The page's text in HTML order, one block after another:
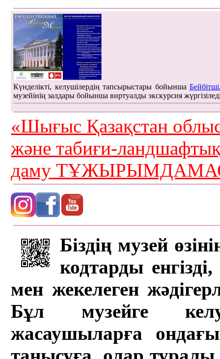
Күнделікті, келушілердің тапсырыстары бойынша
музейінің залдары бойынша виртуалды экскурсия
«Шығыс Қазақстан
және табиғи-
даму
Біздің музей
кодтарды
мен жекелеген
Бұл музейге
жасаушыларға